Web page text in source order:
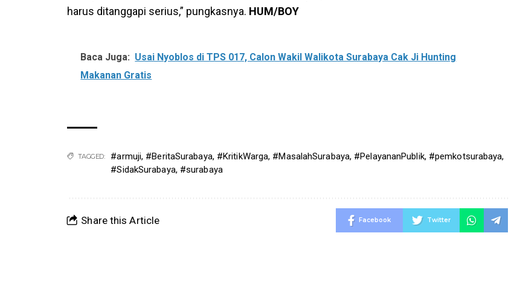
harus ditanggapi serius,” pungkasnya. HUM/BOY
Baca Juga: Usai Nyoblos di TPS 017, Calon Wakil Walikota Surabaya Cak Ji Hunting
Makanan Gratis
TAGGED: #armuji, #BeritaSurabaya, #KritikWarga, #MasalahSurabaya, #PelayananPublik, #pemkotsurabaya,
#SidakSurabaya, #surabaya
Share this Article Facebook Twitter